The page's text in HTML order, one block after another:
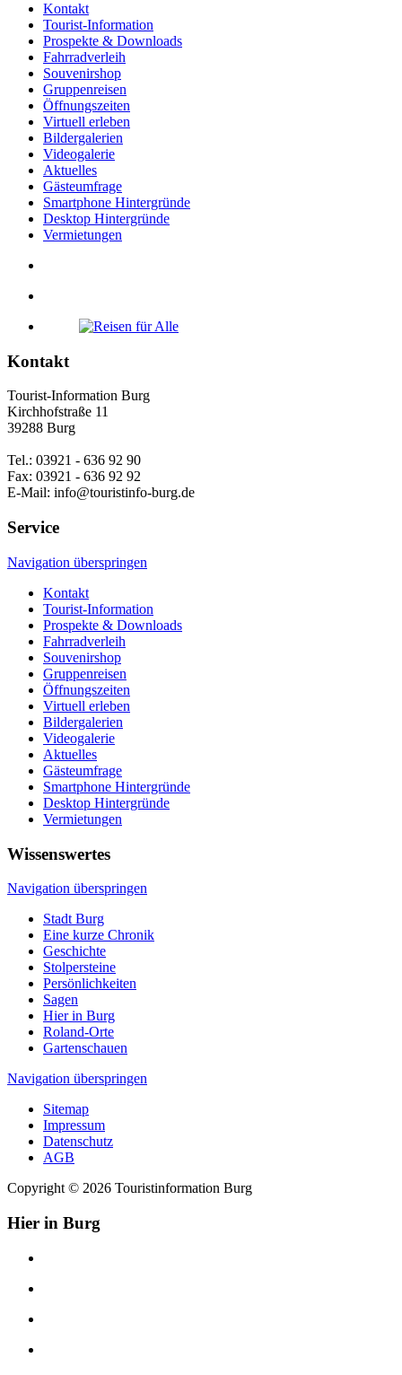
Kontakt
Tourist-Information
Prospekte & Downloads
Fahrradverleih
Souvenirshop
Gruppenreisen
Öffnungszeiten
Virtuell erleben
Bildergalerien
Videogalerie
Aktuelles
Gästeumfrage
Smartphone Hintergründe
Desktop Hintergründe
Vermietungen
Kontakt
Tourist-Information Burg
Kirchhofstraße 11
39288 Burg
Tel.: 03921 - 636 92 90
Fax: 03921 - 636 92 92
E-Mail: info@touristinfo-burg.de
Service
Navigation überspringen
Kontakt
Tourist-Information
Prospekte & Downloads
Fahrradverleih
Souvenirshop
Gruppenreisen
Öffnungszeiten
Virtuell erleben
Bildergalerien
Videogalerie
Aktuelles
Gästeumfrage
Smartphone Hintergründe
Desktop Hintergründe
Vermietungen
Wissenswertes
Navigation überspringen
Stadt Burg
Eine kurze Chronik
Geschichte
Stolpersteine
Persönlichkeiten
Sagen
Hier in Burg
Roland-Orte
Gartenschauen
Navigation überspringen
Sitemap
Impressum
Datenschutz
AGB
Copyright © 2026 Touristinformation Burg
Hier in Burg